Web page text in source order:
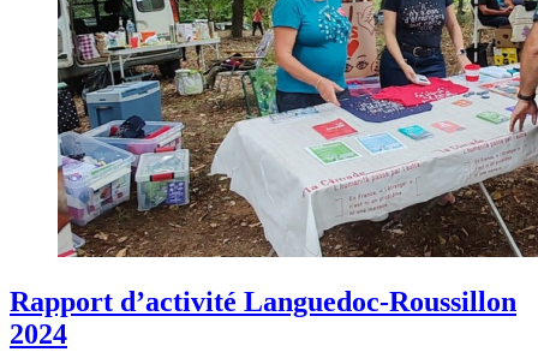
Rapport d’activité Languedoc-Roussillon
2024